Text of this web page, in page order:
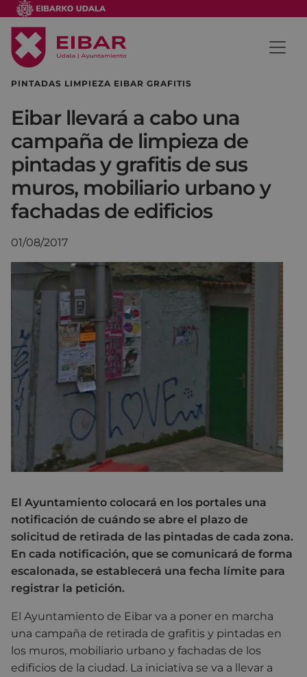
PINTADAS LIMPIEZA EIBAR GRAFITIS
Eibar llevará a cabo una
campaña de limpieza de
pintadas y grafitis de sus
muros, mobiliario urbano y
fachadas de edificios
01/08/2017
El Ayuntamiento colocará en los portales una
notificación de cuándo se abre el plazo de
solicitud de retirada de las pintadas de cada zona.
En cada notificación, que se comunicará de forma
escalonada, se establecerá una fecha límite para
registrar la petición.
El Ayuntamiento de Eibar va a poner en marcha
una campaña de retirada de grafitis y pintadas en
los muros, mobiliario urbano y fachadas de los
edificios de la ciudad. La iniciativa se va a llevar a